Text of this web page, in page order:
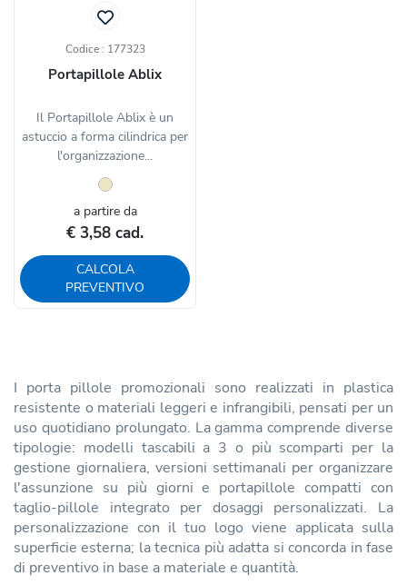
Codice : 177323
Portapillole Ablix
Il Portapillole Ablix è un
astuccio a forma cilindrica per
l'organizzazione...
a partire da
€ 3,58 cad.
CALCOLA
PREVENTIVO
I porta pillole promozionali sono realizzati in plastica
resistente o materiali leggeri e infrangibili, pensati per un
uso quotidiano prolungato. La gamma comprende diverse
tipologie: modelli tascabili a 3 o più scomparti per la
gestione giornaliera, versioni settimanali per organizzare
l'assunzione su più giorni e portapillole compatti con
taglio-pillole integrato per dosaggi personalizzati. La
personalizzazione con il tuo logo viene applicata sulla
superficie esterna; la tecnica più adatta si concorda in fase
di preventivo in base a materiale e quantità.